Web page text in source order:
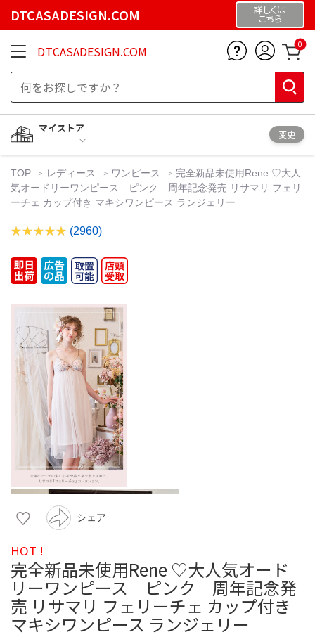
DTCASADESIGN.COM 詳しくは
こちら
DTCASADESIGN.COM 0
マイストア
変更
TOP レディース ワンピース
完全新品未使用Rene ♡大人
気オードリーワンピース ピンク 周年記念発売 リサマリ フェリ
ーチェ カップ付き マキシワンピース ランジェリー
(2960)
シェア
HOT !
完全新品未使用Rene ♡大人気オード
リーワンピース ピンク 周年記念発
売 リサマリ フェリーチェ カップ付き
マキシワンピース ランジェリー